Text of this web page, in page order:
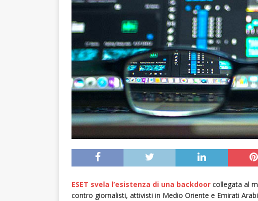
ESET svela l’esistenza di una backdoor collegata al
contro giornalisti, attivisti in Medio Oriente e Emirati